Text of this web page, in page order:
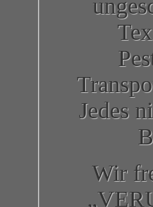
Jedes
Wir